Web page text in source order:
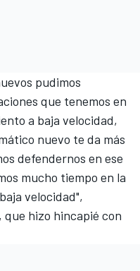
pudimos
que tenemos en
a baja velocidad,
nuevo te da más
defendernos en ese
mucho tiempo en la
velocidad",
hizo hincapié con